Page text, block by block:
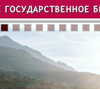
ГОСУДАРСТВЕННОЕ